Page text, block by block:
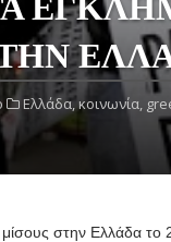
Ελλάδα,κοινωνία,
στην Ελλάδα